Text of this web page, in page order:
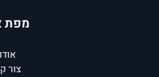
מפת
צור